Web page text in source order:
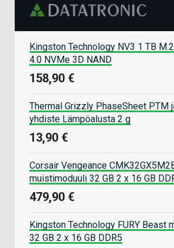
Kingston Technology NV3 1 TB
4.0 NVMe 3D NAND
158,90 €
Thermal Grizzly PhaseSheet PTM
yhdiste Lämpöalusta 2 g
13,90 €
Corsair Vengeance
muistimoduuli 32 GB 2 x 16 GB
479,90 €
Kingston Technology FURY Beast
32 GB 2 x 16 GB DDR5